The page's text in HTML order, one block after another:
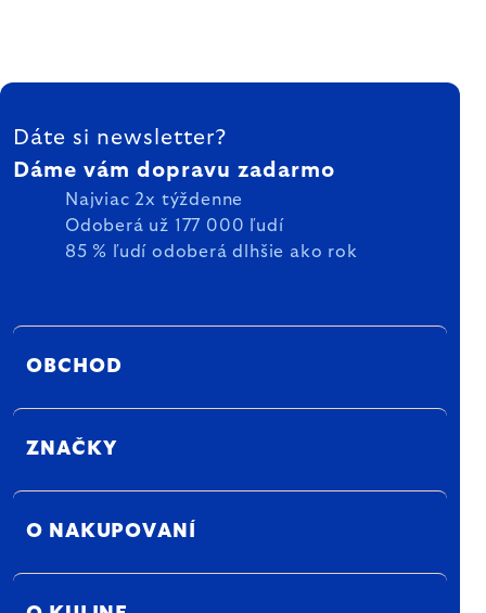
ZÁPÄTIE
Dáte si newsletter?
Dáme vám dopravu zadarmo
Najviac 2x týždenne
Odoberá už 177 000 ľudí
85 % ľudí odoberá dlhšie ako rok
OBCHOD
ZNAČKY
O NAKUPOVANÍ